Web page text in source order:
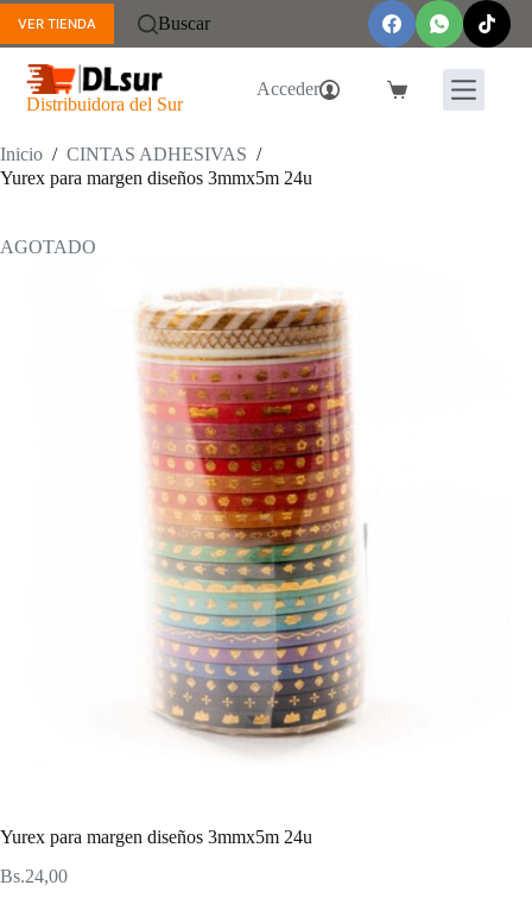
Saltar
contenido
VER TIENDA Buscar
Distribuidora del Sur
Acceder
Carro
Inicio / CINTAS ADHESIVAS /
Yurex para margen diseños 3mmx5m 24u
AGOTADO
Yurex para margen diseños 3mmx5m 24u
Bs.24,00